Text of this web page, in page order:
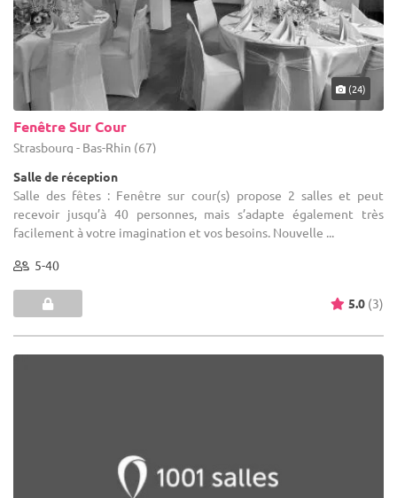
(24)
Fenêtre Sur Cour
Strasbourg - Bas-Rhin (67)
Salle de réception
Salle des fêtes : Fenêtre sur cour(s) propose 2 salles et peut
recevoir jusqu’à 40 personnes, mais s’adapte également très
facilement à votre imagination et vos besoins. Nouvelle ...
5-40
5.0 (3)